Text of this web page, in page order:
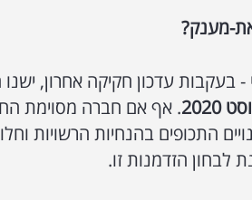
מענק?
- בעקבות עדכון חקיקה אחרון,
. אף אם חברה מסוימת
התכופים בהנחיות הרשויות
לבחון הזדמנות זו.